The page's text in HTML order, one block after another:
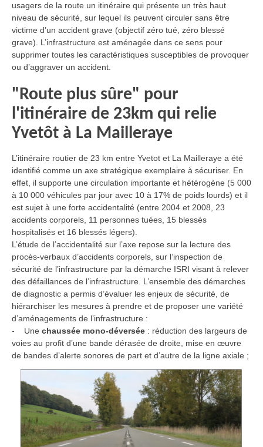
usagers de la route un itinéraire qui présente un très haut
niveau de sécurité, sur lequel ils peuvent circuler sans être
victime d’un accident grave (objectif zéro tué, zéro blessé
grave). L’infrastructure est aménagée dans ce sens pour
supprimer toutes les caractéristiques susceptibles de provoquer
ou d’aggraver un accident.
"Route plus sûre" pour
l'itinéraire de 23km qui relie
Yvetôt à La Mailleraye
L’itinéraire routier de 23 km entre Yvetot et La Mailleraye a été
identifié comme un axe stratégique exemplaire à sécuriser. En
effet, il supporte une circulation importante et hétérogène (5 000
à 10 000 véhicules par jour avec 10 à 17% de poids lourds) et il
est sujet à une forte accidentalité (entre 2004 et 2008, 23
accidents corporels, 11 personnes tuées, 15 blessés
hospitalisés et 16 blessés légers).
L’étude de l’accidentalité sur l’axe repose sur la lecture des
procès-verbaux d’accidents corporels, sur l’inspection de
sécurité de l’infrastructure par la démarche ISRI visant à relever
des défaillances de l’infrastructure. L’ensemble des démarches
de diagnostic a permis d’évaluer les enjeux de sécurité, de
hiérarchiser les mesures à prendre et de proposer une variété
d’aménagements de l’infrastructure :
- Une chaussée mono-déversée : réduction des largeurs de
voies au profit d’une bande dérasée de droite, mise en œuvre
de bandes d’alerte sonores de part et d’autre de la ligne axiale ;